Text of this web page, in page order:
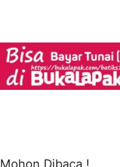
Mohon Dibaca !